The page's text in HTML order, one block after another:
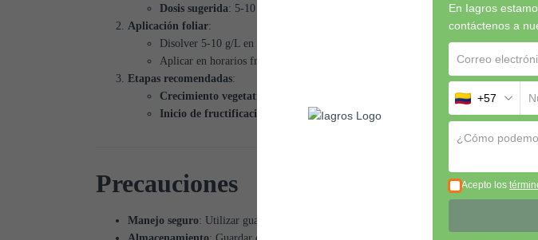
Dosis sugerida: 5-10 kg/ha por aplicación, dependiendo de la etapa fenológica del
Aplicación foliar:
Disolver 5-10 g/L en agua limpia.
Aplicar en horarios frescos (mañana o tarde) para maximizar la absorción y reducir
Etapas recomendadas:
Crecimiento vegetativo
: Para asegurar plantas fuertes y saludables.
Inicio de fructificación
: Para un adecuado cuajado y desarrollo inicial de los
Precauciones
Manejo seguro: Utilizar guantes y gafas de protección durante la preparación y aplicación.
En Iagros
contáctenos a
+57
Acepto los